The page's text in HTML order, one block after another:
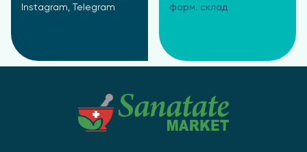
Instagram, Telegram
фарм. склад